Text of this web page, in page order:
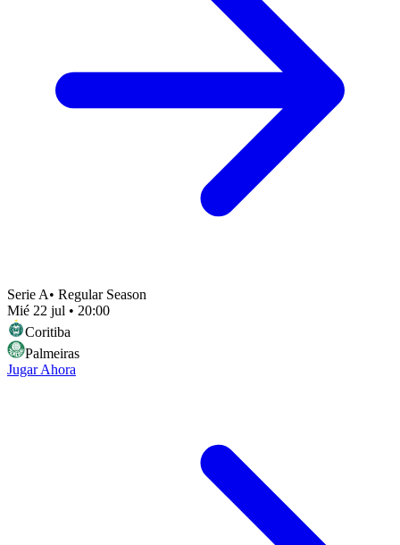
Serie A• Regular Season
Mié 22 jul • 20:00
Coritiba
Palmeiras
Jugar Ahora